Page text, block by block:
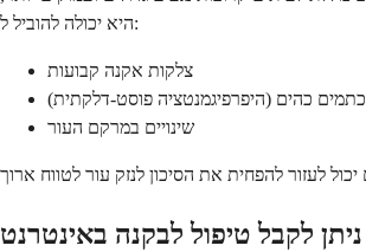
היא יכולה להוביל ל:
צלקות אקנה קבועות
כתמים כהים (היפרפיגמנטציה פוסט-דלקתית)
שינויים במרקם העור